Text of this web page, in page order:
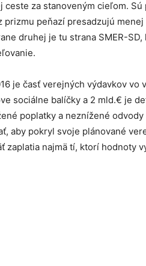
za stanoveným cieľom. Sú
prizmu peňazí presadzujú
druhej je tu strana SMER-
je časť verejných výdavkov vo
sociálne balíčky a 2 mld.€ je
poplatky a neznížené
aby pokryl svoje plánované
zaplatia najmä tí, ktorí hodnoty